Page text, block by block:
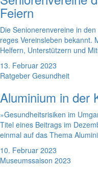
Feiern
Die Senionerenvereine in
reges Vereinsleben bekannt.
Helfern, Unterstützern und
13. Februar 2023
Ratgeber Gesundheit
Aluminium in der
»Gesundheitsrisiken im
Titel eines Beitrags im
einmal auf das Thema
10. Februar 2023
Museumssaison 2023